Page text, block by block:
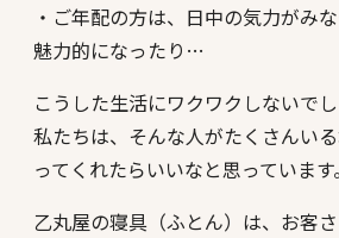
・ご年配の方は、日中の気力がみ
魅力的になったり…
こうした生活にワクワクしないで
私たちは、そんな人がたくさんい
ってくれたらいいなと思っています。
乙丸屋の寝具（ふとん）は、お客